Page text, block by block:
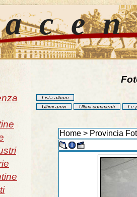
Lista album
Ultimi arrivi
Ultimi commenti Le
Home> Provincia